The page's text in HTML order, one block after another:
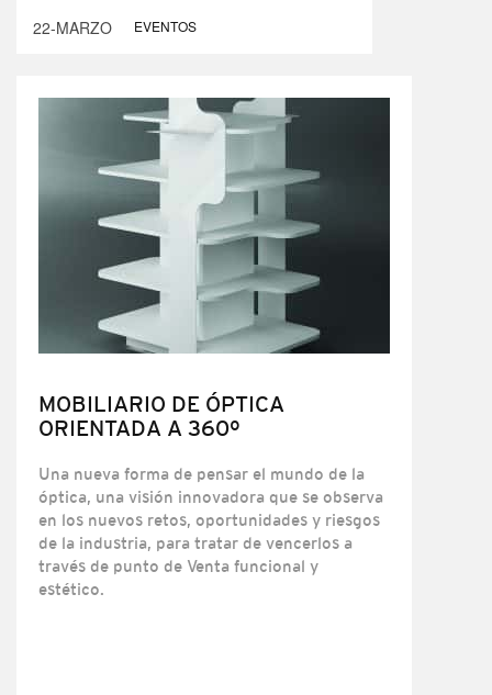
22-MARZO EVENTOS
MOBILIARIO DE ÓPTICA
ORIENTADA A 360º
Una nueva forma de pensar el mundo de la
óptica, una visión innovadora que se observa
en los nuevos retos, oportunidades y riesgos
de la industria, para tratar de vencerlos a
través de punto de Venta funcional y
estético.